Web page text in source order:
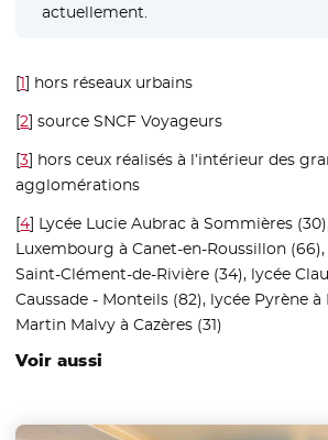
actuellement.
[1] hors réseaux urbains
[2]source SNCF Voyageurs
[3] hors ceux réalisés à l’intérieur des
agglomérations
[4] Lycée Lucie Aubrac à Sommières
Luxembourg à Canet-en-Roussillon (66),
Saint-Clément-de-Rivière (34), lycée
Caussade - Monteils (82), lycée Pyrène
Martin Malvy à Cazères (31)
Voir aussi